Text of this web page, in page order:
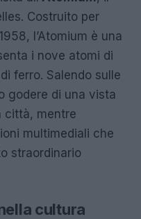
Costruito per
l’Atomium è una
i nove atomi di
ferro. Salendo sulle
godere di una vista
città, mentre
multimediali che
straordinario
cultura